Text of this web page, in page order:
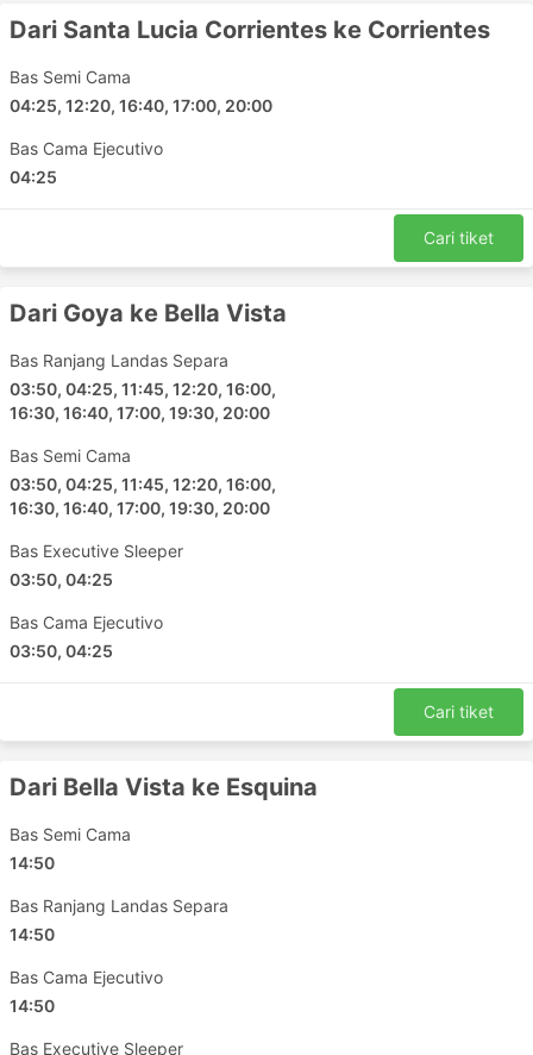
Terminal de Goya
Stesen Bas Terminal de Corrientes
Stesen Bas Esquina
Santa Lucia
Destinasi Utama Albizzatti
Bas Albizzatti melalui beberapa laluan dan berikut
adalah senarai beberapa laluan yang popular:
Corrientes - Santa Lucia Corrientes
Bella Vista - Goya
Corrientes - Goya
Bella Vista - Santa Lucia Corrientes
Santa Lucia Corrientes - Corrientes
Goya - Bella Vista
Bella Vista - Curuzu Cuatia
Bella Vista - Esquina
Corrientes - Curuzu Cuatia
Corrientes - Esquina
Goya - Santa Lucia Corrientes
Esquina - Goya
Dari Santa Lucia Corrientes ke Corrientes
Bas Semi Cama
04:25, 12:20, 16:40, 17:00, 20:00
Bas Cama Ejecutivo
04:25
Cari tiket
Dari Goya ke Bella Vista
Bas Ranjang Landas Separa
03:50, 04:25, 11:45, 12:20, 16:00,
16:30, 16:40, 17:00, 19:30, 20:00
Bas Semi Cama
03:50, 04:25, 11:45, 12:20, 16:00,
16:30, 16:40, 17:00, 19:30, 20:00
Bas Executive Sleeper
03:50, 04:25
Bas Cama Ejecutivo
03:50, 04:25
Cari tiket
Dari Bella Vista ke Esquina
Bas Semi Cama
14:50
Bas Ranjang Landas Separa
14:50
Bas Cama Ejecutivo
14:50
Bas Executive Sleeper